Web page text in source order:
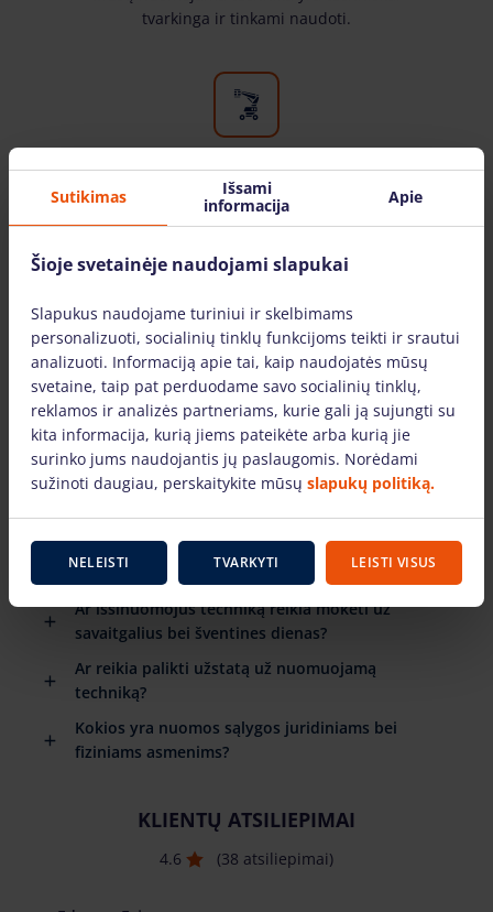
tvarkinga ir tinkami naudoti.
Platus įrangos pasirinkimas
Pas mus rasite visą aukštuminiams darbams
fiziniams, tiek juridiniams asmenims.
DAŽNIAUSIAI UŽDUODAMI KLAUSIMAI
Ar yra pateikiamos detalios instrukcijos kaip
naudotis nuomojama technika?
Kas nutinka jei sugenda technika ją
išsinuomojus?
Ar išsinuomojus techniką reikia mokėti už
savaitgalius bei šventines dienas?
Ar reikia palikti užstatą už nuomuojamą
techniką?
Kokios yra nuomos sąlygos juridiniams bei
fiziniams asmenims?
KLIENTŲ ATSILIEPIMAI
4.6 (38 atsiliepimai)
Sutikimas
Išsami
informacija
Apie
Šioje svetainėje naudojami slapukai
Slapukus naudojame turiniui ir skelbimams
personalizuoti, socialinių tinklų funkcijoms teikti ir srautui
analizuoti. Informaciją apie tai, kaip naudojatės mūsų
svetaine, taip pat perduodame savo socialinių tinklų,
reklamos ir analizės partneriams, kurie gali ją sujungti su
kita informacija, kurią jiems pateikėte arba kurią jie
surinko jums naudojantis jų paslaugomis. Norėdami
sužinoti daugiau, perskaitykite mūsų slapukų politiką.
NELEISTI TVARKYTI LEISTI VISUS